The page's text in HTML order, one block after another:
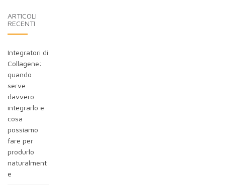
ARTICOLI
RECENTI
Integratori di
Collagene:
quando
serve
davvero
integrarlo e
cosa
possiamo
fare per
produrlo
naturalment
e